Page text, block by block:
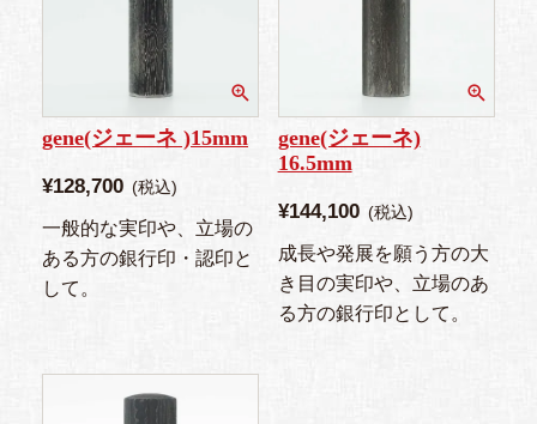
gene(ジェーネ )15mm
¥128,700 税込
一般的な実印や、立場の
ある方の銀行印・認印と
して。
gene(ジェーネ)
16.5mm
¥144,100 税込
成長や発展を願う方の大
き目の実印や、立場のあ
る方の銀行印として。